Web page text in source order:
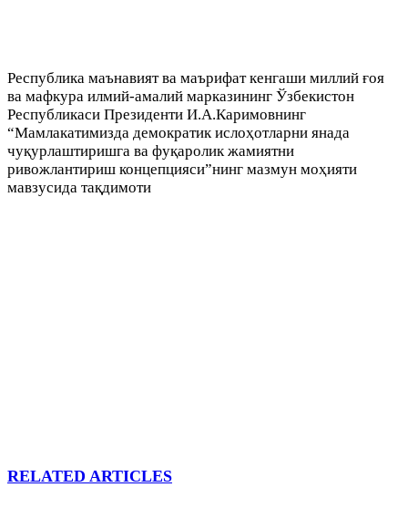
Республика маънавият ва маърифат кенгаши миллий ғоя
ва мафкура илмий-амалий марказининг Ўзбекистон
Республикаси Президенти И.А.Каримовнинг
“Мамлакатимизда демократик ислоҳотларни янада
чуқурлаштиришга ва фуқаролик жамиятни
ривожлантириш концепцияси”нинг мазмун моҳияти
мавзусида тақдимоти
RELATED ARTICLES